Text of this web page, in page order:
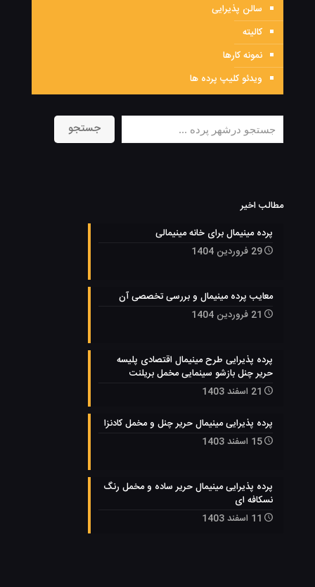
سالن پذیرایی
کالیته
نمونه کارها
ویدئو کلیپ پرده ها
جستجو جستجو
مطالب اخیر
پرده مینیمال برای خانه مینیمالی
29 فروردین 1404
معایب پرده مینیمال و بررسی تخصصی آن
21 فروردین 1404
پرده پذیرایی طرح مینیمال اقتصادی پلیسه
حریر چنل بازشو سینمایی مخمل بریلنت
21 اسفند 1403
پرده پذیرایی مینیمال حریر چنل و مخمل کادنزا
15 اسفند 1403
پرده پذیرایی مینیمال حریر ساده و مخمل رنگ
نسکافه ای
11 اسفند 1403